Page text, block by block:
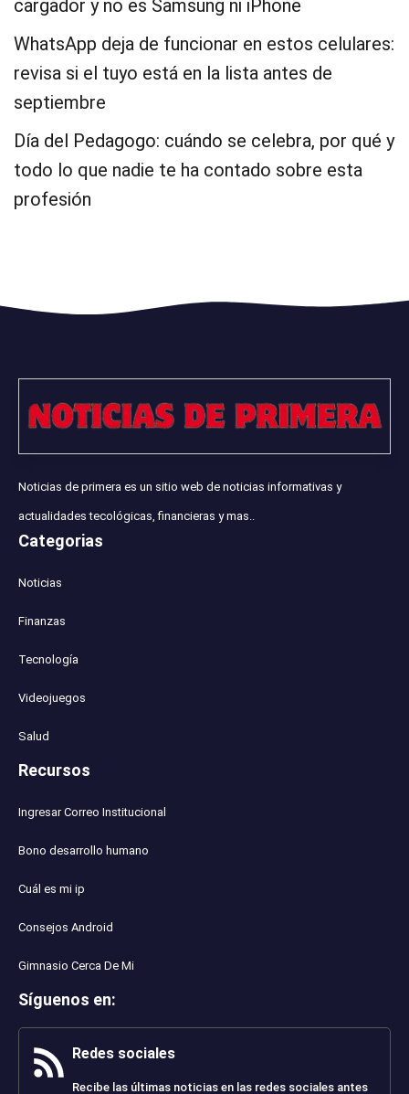
cargador y no es Samsung ni iPhone
WhatsApp deja de funcionar en estos celulares:
revisa si el tuyo está en la lista antes de
septiembre
Día del Pedagogo: cuándo se celebra, por qué y
todo lo que nadie te ha contado sobre esta
profesión
Noticias de primera es un sitio web de noticias informativas y
actualidades tecológicas, financieras y mas..
Categorias
Noticias
Finanzas
Tecnología
Videojuegos
Salud
Recursos
Ingresar Correo Institucional
Bono desarrollo humano
Cuál es mi ip
Consejos Android
Gimnasio Cerca De Mi
Síguenos en:
Redes sociales
Recibe las últimas noticias en las redes sociales antes